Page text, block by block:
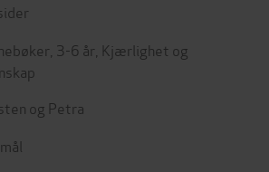
3-6 år Kjærlighet og
og Petra